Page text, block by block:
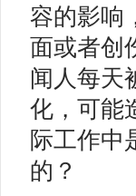
容的影响
面或者创
闻人每天
化，可能
际工作中
的 ？